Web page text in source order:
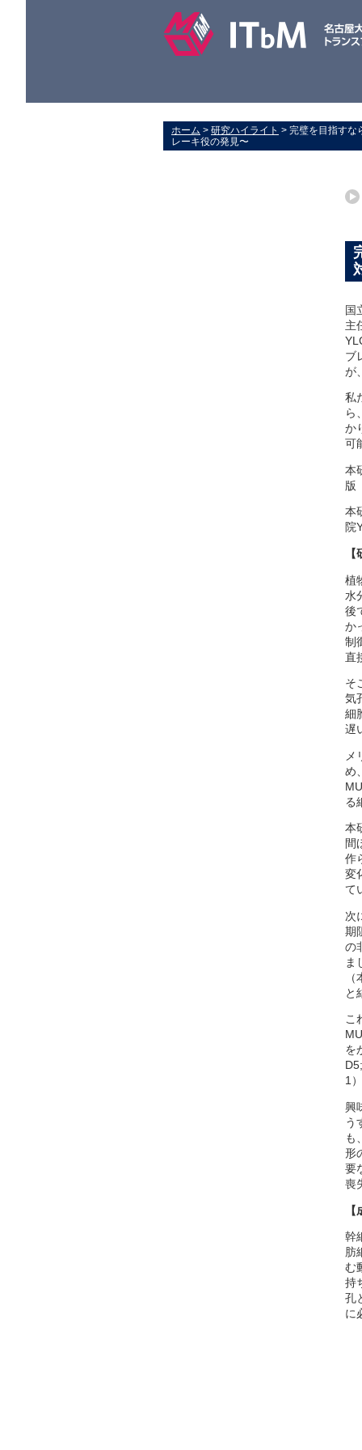
ホーム > 研究ハイライト > 完璧を目指すな
レーキ役の発見〜
国
主
ブ
が
私
ら
か
可
本
版
本
院
【
植
水
後
か
制
直
そ
気
細
遅
メ
め
る
本
間
作
変
て
次
期
の
ま
と
こ
を
1）
興
う
も
形
要
喪
幹
肪
む
持
孔
に